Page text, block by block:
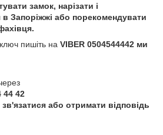
замок, нарізати і
Запоріжжі або порекомендувати
пишіть на VIBER 0504544442 ми
44 42
або отримати відповідь